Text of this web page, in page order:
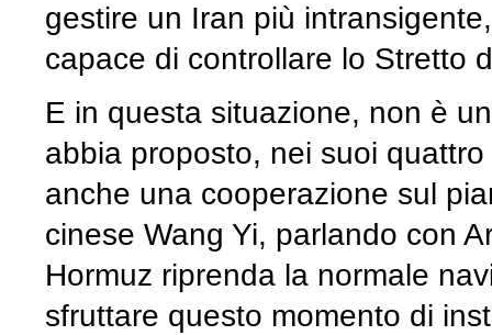
gestire un Iran più
capace di controllare lo Stretto
E in questa situazione, non è
abbia proposto, nei suoi
anche una cooperazione sul
cinese Wang Yi, parlando con
Hormuz riprenda la normale
sfruttare questo momento di